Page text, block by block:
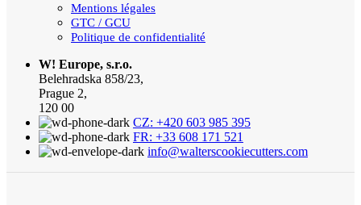
Mentions légales
GTC / GCU
Politique de confidentialité
W! Europe, s.r.o.
Belehradska 858/23,
Prague 2,
120 00
CZ: +420 603 985 395
FR: +33 608 171 521
info@walterscookiecutters.com